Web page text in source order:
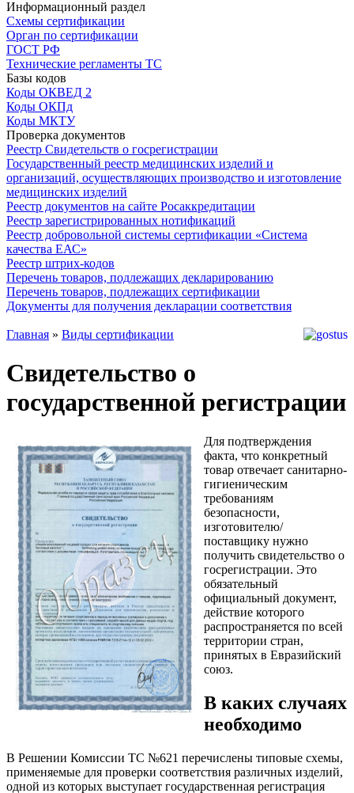
Информационный раздел
Схемы сертификации
Орган по сертификации
ГОСТ РФ
Технические регламенты ТС
Базы кодов
Коды ОКВЕД 2
Коды ОКПд
Коды МКТУ
Проверка документов
Реестр Свидетельств о госрегистрации
Государственный реестр медицинских изделий и
организаций, осуществляющих производство и изготовление
медицинских изделий
Реестр документов на сайте Росаккредитации
Реестр зарегистрированных нотификаций
Реестр добровольной системы сертификации «Система
качества ЕАС»
Реестр штрих-кодов
Перечень товаров, подлежащих декларированию
Перечень товаров, подлежащих сертификации
Документы для получения декларации соответствия
Главная » Виды сертификации
Свидетельство о
государственной регистрации
Для подтверждения
факта, что конкретный
товар отвечает санитарно-
гигиеническим
требованиям
безопасности,
изготовителю/
поставщику нужно
получить свидетельство о
госрегистрации. Это
обязательный
официальный документ,
действие которого
распространяется по всей
территории стран,
принятых в Евразийский
союз.
В каких случаях
необходимо
В Решении Комиссии ТС №621 перечислены типовые схемы,
применяемые для проверки соответствия различных изделий,
одной из которых выступает государственная регистрация